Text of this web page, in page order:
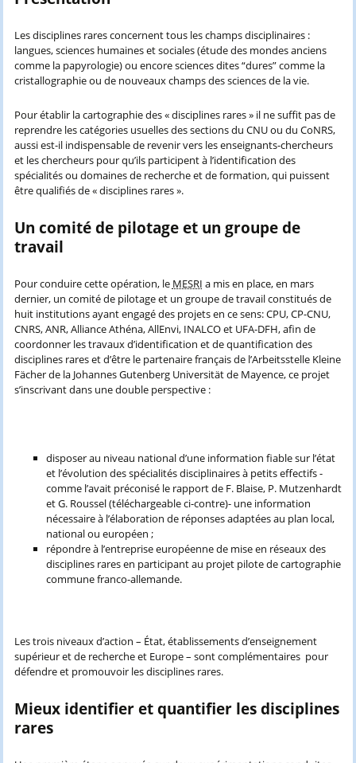
Les disciplines rares concernent tous les champs disciplinaires :
langues, sciences humaines et sociales (étude des mondes anciens
comme la papyrologie) ou encore sciences dites “dures” comme la
cristallographie ou de nouveaux champs des sciences de la vie.
Pour établir la cartographie des « disciplines rares » il ne suffit pas de
reprendre les catégories usuelles des sections du CNU ou du CoNRS,
aussi est-il indispensable de revenir vers les enseignants-chercheurs
et les chercheurs pour qu’ils participent à l’identification des
spécialités ou domaines de recherche et de formation, qui puissent
être qualifiés de « disciplines rares ».
Un comité de pilotage et un groupe de
travail
Pour conduire cette opération, le MESRI a mis en place, en mars
dernier, un comité de pilotage et un groupe de travail constitués de
huit institutions ayant engagé des projets en ce sens: CPU, CP-CNU,
CNRS, ANR, Alliance Athéna, AllEnvi, INALCO et UFA-DFH, afin de
coordonner les travaux d’identification et de quantification des
disciplines rares et d’être le partenaire français de l’Arbeitsstelle Kleine
Fächer de la Johannes Gutenberg Universität de Mayence, ce projet
s’inscrivant dans une double perspective :
disposer au niveau national d’une information fiable sur l’état
et l’évolution des spécialités disciplinaires à petits effectifs -
comme l’avait préconisé le rapport de F. Blaise, P. Mutzenhardt
et G. Roussel (téléchargeable ci-contre)- une information
nécessaire à l’élaboration de réponses adaptées au plan local,
national ou européen ;
répondre à l’entreprise européenne de mise en réseaux des
disciplines rares en participant au projet pilote de cartographie
commune franco-allemande.
Les trois niveaux d’action – État, établissements d’enseignement
supérieur et de recherche et Europe – sont complémentaires pour
défendre et promouvoir les disciplines rares.
Mieux identifier et quantifier les disciplines
rares